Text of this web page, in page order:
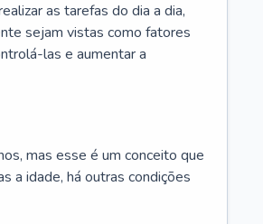
as tarefas do dia a dia,
sejam vistas como fatores
las e aumentar a
mas esse é um conceito que
a idade, há outras condições